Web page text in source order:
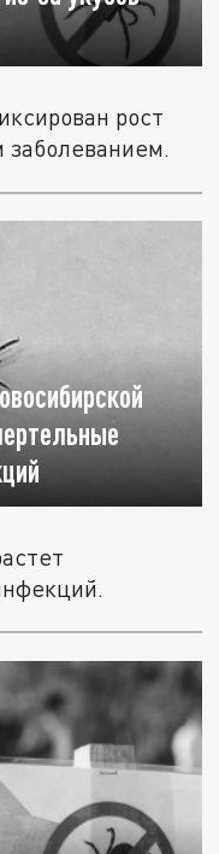
рост
заболеванием.